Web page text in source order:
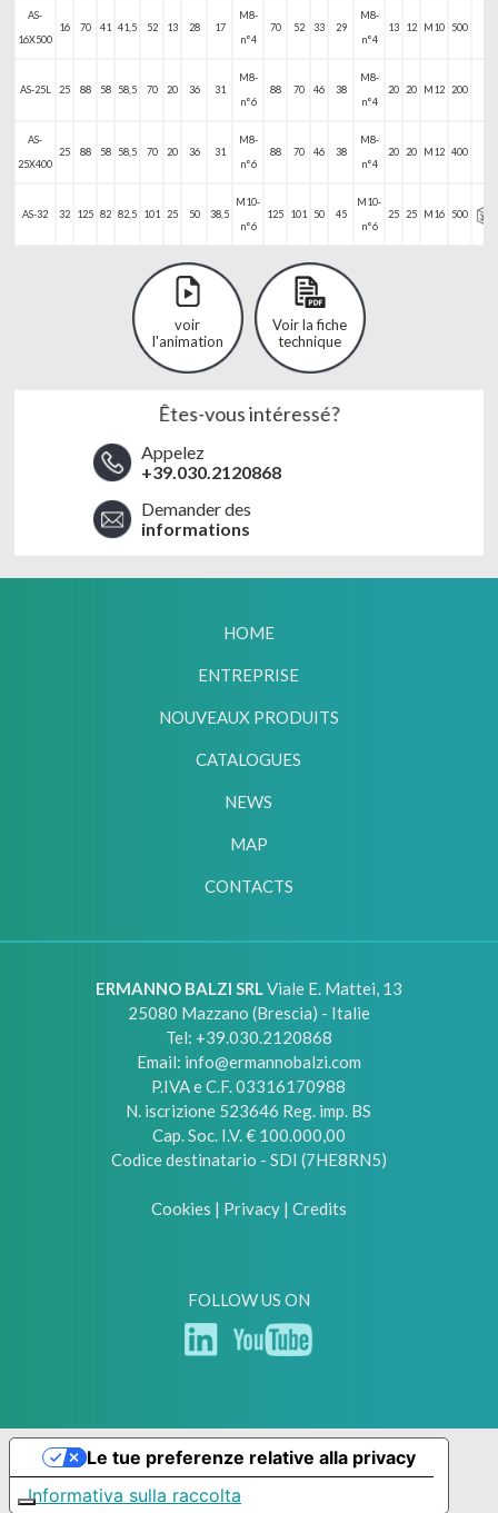
AS-
16X500
16 70 41 41,5 52 13 28 17
M8-
n°4
70 52 33 29
M8-
n°4
13 12 M10 500
AS-25L 25 88 58 58,5 70 20 36 31
M8-
n°6
88 70 46 38
M8-
n°4
20 20 M12 200
AS-
25X400
25 88 58 58,5 70 20 36 31
M8-
n°6
88 70 46 38
M8-
n°4
20 20 M12 400
AS-32 32 125 82 82,5 101 25 50 38,5
M10-
n°6
125 101 50 45
M10-
n°6
25 25 M16 500
voir
l'animation
Voir la fiche
technique
Êtes-vous intéressé?
Appelez
+39.030.2120868
Demander des
informations
ERMANNO BALZI SRLViale E. Mattei, 13
25080 Mazzano (Brescia) - Italie
Tel: +39.030.2120868
Email: info@ermannobalzi.com
P.IVA e C.F. 03316170988
N. iscrizione 523646 Reg. imp. BS
Cap. Soc. I.V. € 100.000,00
Codice destinatario - SDI (7HE8RN5)
Cookies | Privacy| Credits
HOME
ENTREPRISE
NOUVEAUX PRODUITS
CATALOGUES
NEWS
MAP
CONTACTS
FOLLOW US ON
Informativa sulla raccolta
Le tue preferenze relative alla privacy